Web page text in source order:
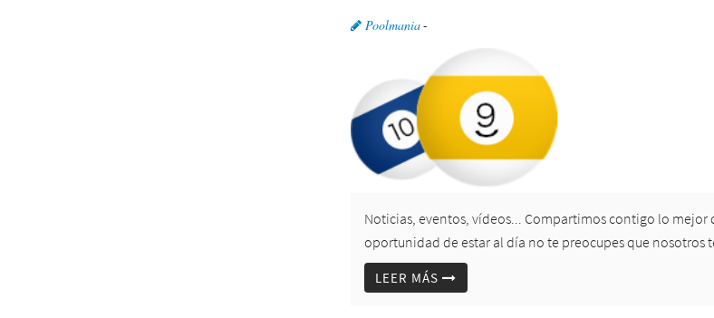
Poolmania-
Noticias, eventos, vídeos... Compartimos contigo lo
oportunidad de estar al día no te preocupes que nosotros
LEER MÁS